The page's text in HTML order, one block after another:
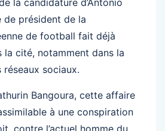
de président de la
de football fait déjà
la cité, notamment dans la
réseaux sociaux.
Bangoura, cette affaire
à une conspiration
contre l’actuel homme du